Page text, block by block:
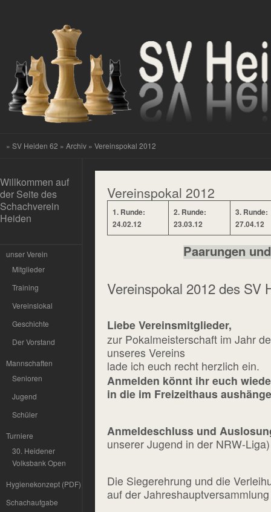
» SV Heiden 62 » Archiv » Vereinspokal 2012
Willkommen auf
der Seite des
Schachverein
Heiden
unser Verein
Mitglieder
Training
Vereinslokal
Geschichte
Der Vorstand
Mannschaften
Senioren
Jugend
Schüler
Turniere
30. Heidener
Volksbank Open
Hygienekonzept (PDF)
Schachaufgabe
Vereinspokal 2012
1. Runde:
24.02.12
2. Runde:
23.03.12
3. Runde:
27.04.12
Paarungen
Vereinspokal 2012 des SV
Liebe Vereinsmitglieder,
zur Pokalmeisterschaft im Jahr
unseres Vereins
lade ich euch recht herzlich ein.
Anmelden könnt ihr euch
in die im Freizeithaus
Anmeldeschluss und
unserer Jugend in der NRW-Liga)
Die Siegerehrung und die
auf der